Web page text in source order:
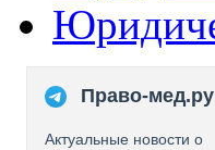
Право-мед.ру
Актуальные новости о